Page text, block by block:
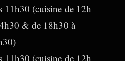
11h30 (cuisine de 12h
& de 18h30 à
11h30 (cuisine de 12h